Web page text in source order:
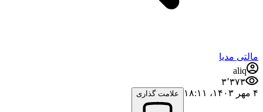
مالتی مدیا
aliq
۳٬۳۷۳
۴ مهر ۱۴۰۳،‏ ۱۸:۱۱
علامت گذاری